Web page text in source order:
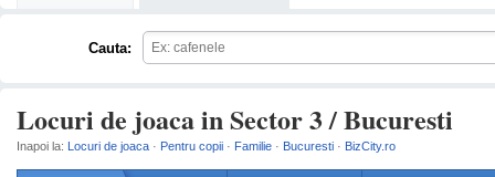
Cauta:
Locuri de joaca in Sector 3 / Bucuresti
Inapoi la: Locuri de joaca · Pentru copii · Familie · Bucuresti · BizCity.ro